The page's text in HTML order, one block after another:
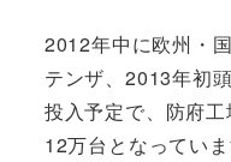
2012年中に欧州・
テンザ、2013年初
投入予定で、防府
12万台となってい